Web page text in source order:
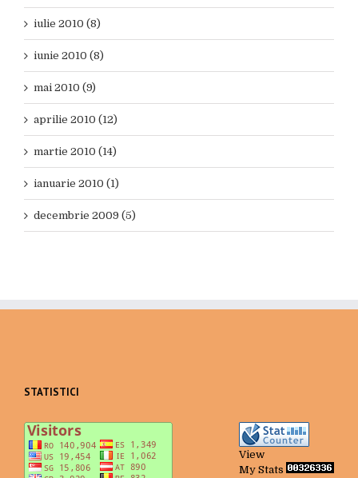
iulie 2010 (8)
iunie 2010 (8)
mai 2010 (9)
aprilie 2010 (12)
martie 2010 (14)
ianuarie 2010 (1)
decembrie 2009 (5)
STATISTICI
View
My Stats